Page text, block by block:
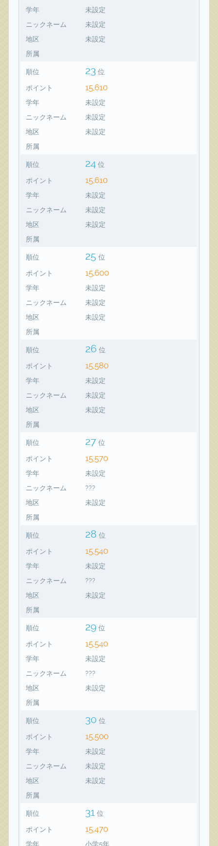
学年
未設定
ニックネーム
未設定
地区
未設定
所属
順位 23 位
ポイント 15,610
学年
未設定
ニックネーム
未設定
地区
未設定
所属
順位 24 位
ポイント 15,610
学年
未設定
ニックネーム
未設定
地区
未設定
所属
順位 25 位
ポイント 15,600
学年
未設定
ニックネーム
未設定
地区
未設定
所属
順位 26 位
ポイント 15,580
学年
未設定
ニックネーム
未設定
地区
未設定
所属
順位 27 位
ポイント 15,570
学年
未設定
ニックネーム
???
地区
未設定
所属
順位 28 位
ポイント 15,540
学年
未設定
ニックネーム
???
地区
未設定
所属
順位 29 位
ポイント 15,540
学年
未設定
ニックネーム
???
地区
未設定
所属
順位 30 位
ポイント 15,500
学年
未設定
ニックネーム
未設定
地区
未設定
所属
順位 31 位
ポイント 15,470
学年 小学5年